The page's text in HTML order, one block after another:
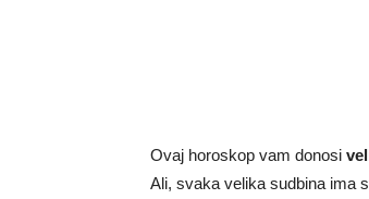
Ovaj horoskop vam donosi
Ali, svaka velika sudbina ima